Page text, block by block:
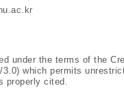
under the terms of the
3.0) which permits
properly cited.